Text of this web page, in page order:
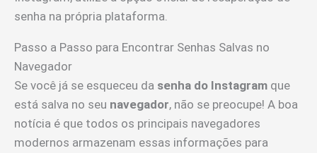
senha na própria plataforma.
Passo a Passo para Encontrar Senhas Salvas no
Navegador
Se você já se esqueceu da senha do Instagram que
está salva no seu navegador, não se preocupe! A boa
notícia é que todos os principais navegadores
modernos armazenam essas informações para